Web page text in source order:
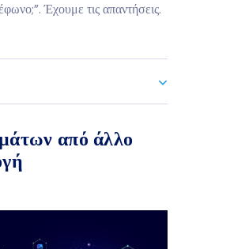
Έχουμε τις απαντήσεις.
από άλλο